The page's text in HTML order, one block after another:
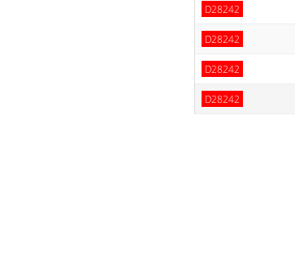
D28242
D28242
D28242
D28242